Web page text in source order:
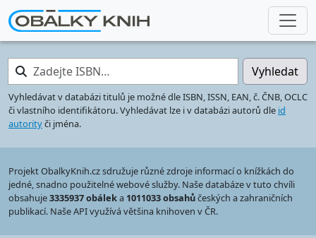
Zadejte ISBN… Vyhledat
Vyhledávat v databázi titulů je možné dle ISBN, ISSN, EAN, č. ČNB, OCLC
či vlastního identifikátoru. Vyhledávat lze i v databázi autorů dle id
autorityči jména.
Projekt ObalkyKnih.cz sdružuje různé zdroje informací o knížkách do
jedné, snadno použitelné webové služby. Naše databáze v tuto chvíli
obsahuje3335937 obáleka 1011033 obsahůčeských a zahraničních
publikací. Naše API využívá většina knihoven v ČR.